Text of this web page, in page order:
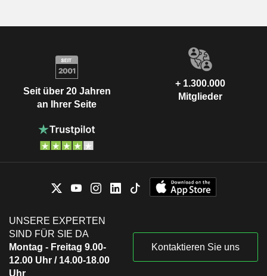
Seit über 20 Jahren
an Ihrer Seite
+ 1.300.000
Mitglieder
UNSERE EXPERTEN
SIND FÜR SIE DA
Montag - Freitag 9.00-
12.00 Uhr / 14.00-18.00
Uhr
Kontaktieren Sie uns